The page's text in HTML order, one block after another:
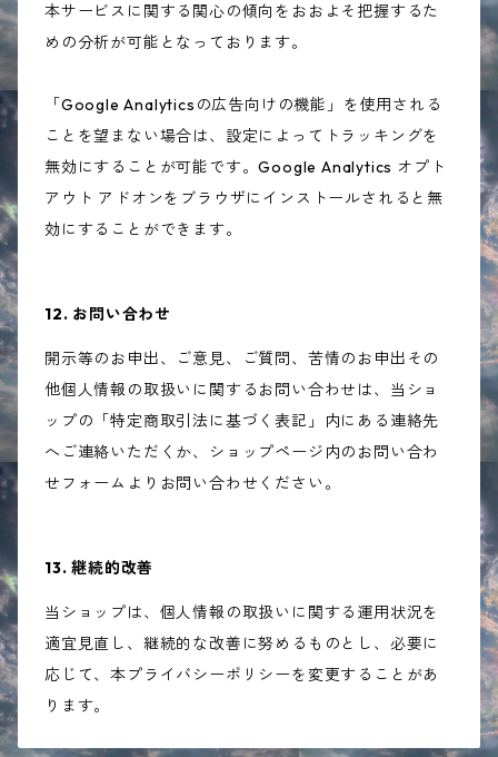
本サービスに関する関心の傾向をおおよそ把握するた
めの分析が可能となっております。
「Google Analyticsの広告向けの機能」を使用される
ことを望まない場合は、設定によってトラッキングを
無効にすることが可能です。Google Analytics オプト
アウト アドオンをブラウザにインストールされると無
効にすることができます。
12. お問い合わせ
開示等のお申出、ご意見、ご質問、苦情のお申出その
他個人情報の取扱いに関するお問い合わせは、当ショ
ップの「特定商取引法に基づく表記」内にある連絡先
へご連絡いただくか、ショップページ内のお問い合わ
せフォームよりお問い合わせください。
13. 継続的改善
当ショップは、個人情報の取扱いに関する運用状況を
適宜見直し、継続的な改善に努めるものとし、必要に
応じて、本プライバシーポリシーを変更することがあ
ります。